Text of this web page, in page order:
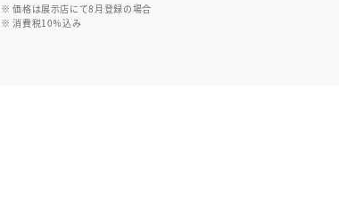
※ 価格は展示店にて8月登録の場合
※ 消費税10％込み